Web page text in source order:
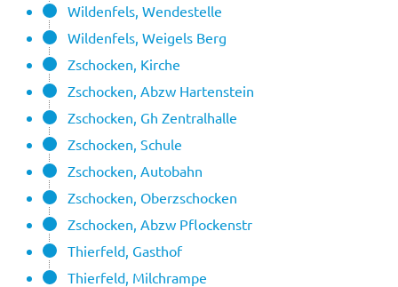
Wildenfels, Wendestelle
Wildenfels, Weigels Berg
Zschocken, Kirche
Zschocken, Abzw Hartenstein
Zschocken, Gh Zentralhalle
Zschocken, Schule
Zschocken, Autobahn
Zschocken, Oberzschocken
Zschocken, Abzw Pflockenstr
Thierfeld, Gasthof
Thierfeld, Milchrampe